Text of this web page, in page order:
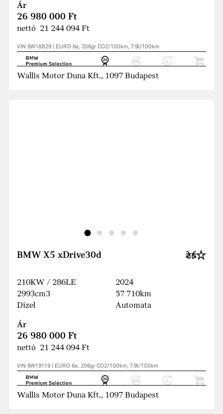
Ár
26 980 000 Ft
nettó 21 244 094 Ft
VIN 9W18829 | EURO 6e, 206gr CO2/100km, 7.9l/100km
Wallis Motor Duna Kft., 1097 Budapest
BMW X5 xDrive30d
210KW / 286LE
2993cm3
Dízel
2024
57 710km
Automata
Ár
26 980 000 Ft
nettó 21 244 094 Ft
VIN 9W19119 | EURO 6e, 206gr CO2/100km, 7.9l/100km
Wallis Motor Duna Kft., 1097 Budapest